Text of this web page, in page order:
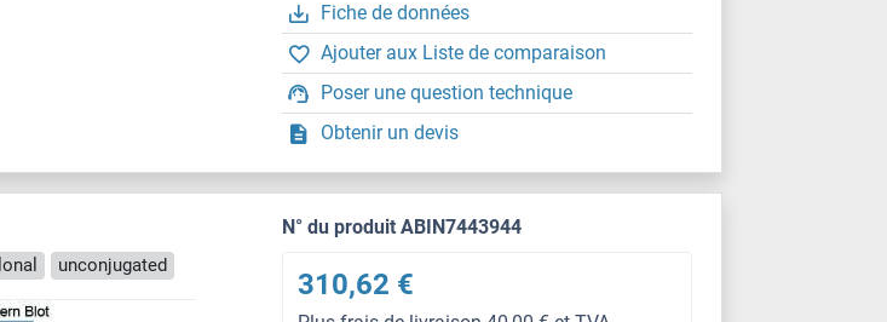
Fiche de données
Ajouter aux Liste de comparaison
Poser une question technique
Obtenir un devis
unconjugated
N° du produit ABIN7443944
310,62 €